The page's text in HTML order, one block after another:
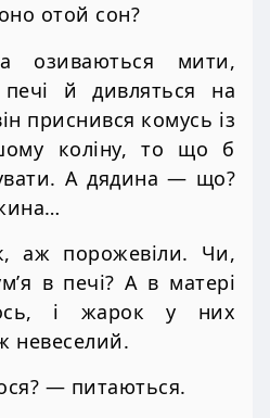
отой сон?
мити,
й дивляться на
приснився комусь із
коліну, то що б
А дядина — що?
аж порожевіли. Чи,
в печі? А в матері
і жарок у них
невеселий.
— питаються.